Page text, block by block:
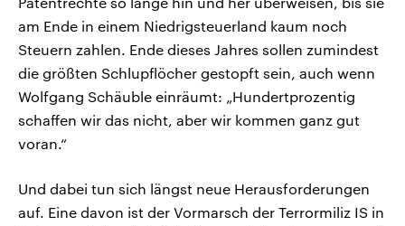
am Ende in einem Niedrigsteuerland kaum noch
Steuern zahlen. Ende dieses Jahres sollen zumindest
die größten Schlupflöcher gestopft sein, auch wenn
Wolfgang Schäuble einräumt: „Hundertprozentig
schaffen wir das nicht, aber wir kommen ganz gut
voran.“
Und dabei tun sich längst neue Herausforderungen
auf. Eine davon ist der Vormarsch der Terrormiliz IS in